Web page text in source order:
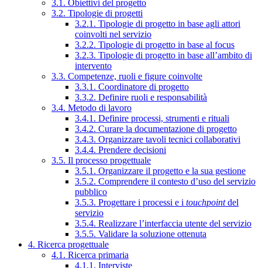
3.1. Obiettivi del progetto
3.2. Tipologie di progetti
3.2.1. Tipologie di progetto in base agli attori
coinvolti nel servizio
3.2.2. Tipologie di progetto in base al focus
3.2.3. Tipologie di progetto in base all’ambito di
intervento
3.3. Competenze, ruoli e figure coinvolte
3.3.1. Coordinatore di progetto
3.3.2. Definire ruoli e responsabilità
3.4. Metodo di lavoro
3.4.1. Definire processi, strumenti e rituali
3.4.2. Curare la documentazione di progetto
3.4.3. Organizzare tavoli tecnici collaborativi
3.4.4. Prendere decisioni
3.5. Il processo progettuale
3.5.1. Organizzare il progetto e la sua gestione
3.5.2. Comprendere il contesto d’uso del servizio
pubblico
3.5.3. Progettare i processi e i touchpointdel
servizio
3.5.4. Realizzare l’interfaccia utente del servizio
3.5.5. Validare la soluzione ottenuta
4. Ricerca progettuale
4.1. Ricerca primaria
4.1.1. Interviste